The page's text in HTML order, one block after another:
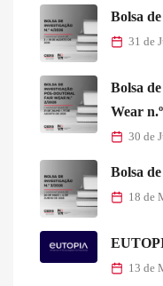
Bolsa
31 de
Bolsa
Wear
30 de
Bolsa
18 de
13 de